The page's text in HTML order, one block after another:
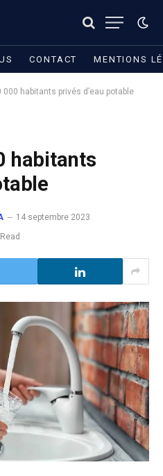
CONTACT MENTIONS
000 habitants privés d’eau potable
habitants
14 septembre 2023